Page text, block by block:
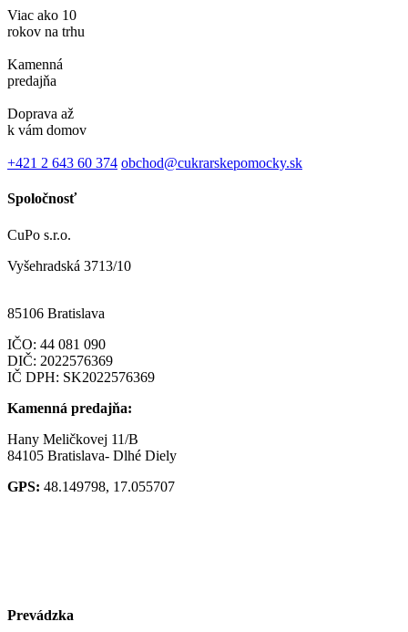
Viac ako 10
rokov na trhu
Kamenná
predajňa
Doprava až
k vám domov
+421 2 643 60 374 obchod@cukrarskepomocky.sk
Spoločnosť
CuPo s.r.o.
Vyšehradská 3713/10
85106 Bratislava
IČO: 44 081 090
DIČ: 2022576369
IČ DPH: SK2022576369
Kamenná predajňa:
Hany Meličkovej 11/B
84105 Bratislava- Dlhé Diely
GPS: 48.149798, 17.055707
Prevádzka